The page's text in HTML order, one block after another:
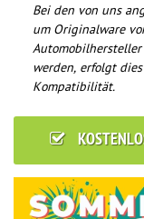
Bei den von uns
um Originalware
werden, erfolgt
Kompatibilität.